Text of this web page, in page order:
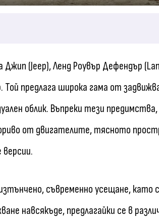
(Jeep), Ленд Роувър Дефендър
Той предлага широка гама от
облик. Въпреки тези
от двигателите, тясното
съвременно усещане, като
навсякъде, предлагайки се в